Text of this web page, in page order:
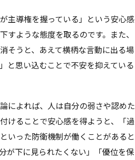
主導権を握っている」という安心感
すような態度を取るのです。また、
そうと、あえて横柄な言動に出る場
と思い込むことで不安を抑えている
によれば、人は自分の弱さや認めた
けることで安心感を得ようと、「過
いった防衛機制が働くことがあると
が下に見られたくない」「優位を保